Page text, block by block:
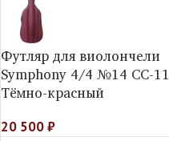
Футляр для виолончели
Symphony 4/4 №14 СС-11
Тёмно-красный
20 500₽